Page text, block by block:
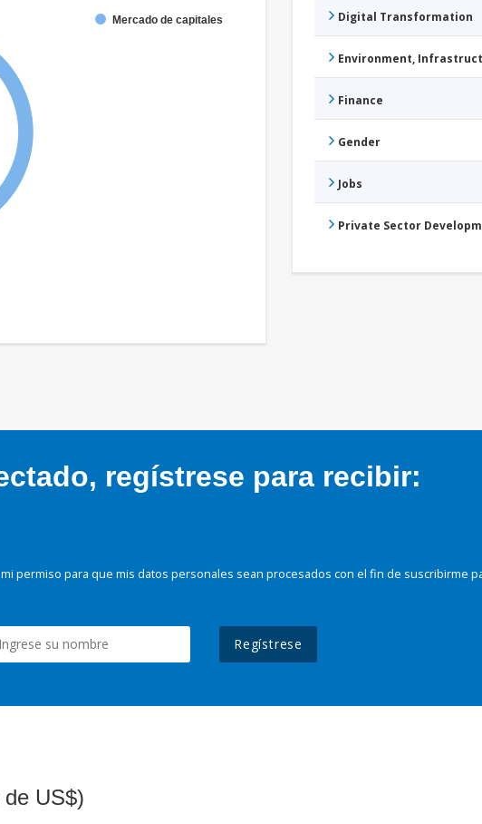
Mercado de capitales Digital Transformation
Environment,
Finance
Gender
Jobs
Private Sector
regístrese para recibir:
permiso para que mis datos personales sean procesados con el fin de suscribirme
Regístrese
US$)